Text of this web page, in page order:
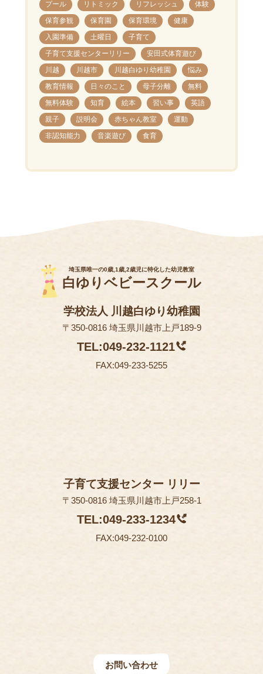
プール
リトミック リフレッシュ
体験
保育参観
保育園 保育環境
健康
入園準備
土曜日
子育て
子育て支援センターリリー
安田式体育遊び
川越
川越市 川越白ゆり幼稚園
悩み
教育情報
日々のこと 母子分離
無料
無料体験
知育 絵本 習い事
英語
親子
説明会 赤ちゃん教室
運動
非認知能力
音楽遊び 食育
埼玉県唯一の0歳,1歳,2歳児に特化した幼児教室
白ゆりベビースクール
学校法人 川越白ゆり幼稚園
〒350-0816 埼玉県川越市上戸189-9
TEL:049-232-1121
FAX:049-233-5255
子育て支援センター リリー
〒350-0816 埼玉県川越市上戸258-1
TEL:049-233-1234
FAX:049-232-0100
お問い合わせ